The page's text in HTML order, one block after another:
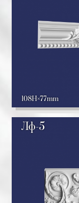
108H 77mm
Лф-5